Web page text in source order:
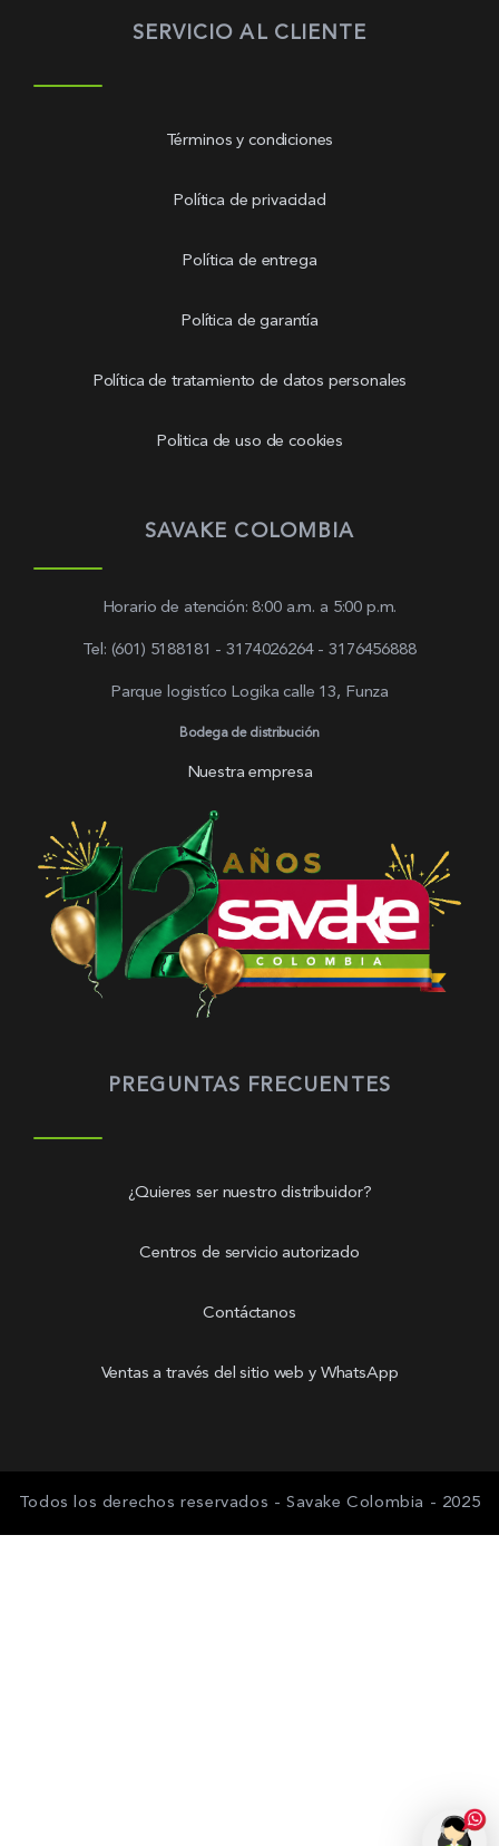
SERVICIO AL CLIENTE
Términos y condiciones
Política de privacidad
Política de entrega
Política de garantía
Política de tratamiento de datos personales
Politica de uso de cookies
SAVAKE COLOMBIA
Horario de atención: 8:00 a.m. a 5:00 p.m.
Tel: (601) 5188181 - 3174026264 - 3176456888
Parque logistíco Logika calle 13, Funza
Bodega de distribución
Nuestra empresa
PREGUNTAS FRECUENTES
¿Quieres ser nuestro distribuidor?
Centros de servicio autorizado
Contáctanos
Ventas a través del sitio web y WhatsApp
Todos los derechos reservados - Savake Colombia - 2025